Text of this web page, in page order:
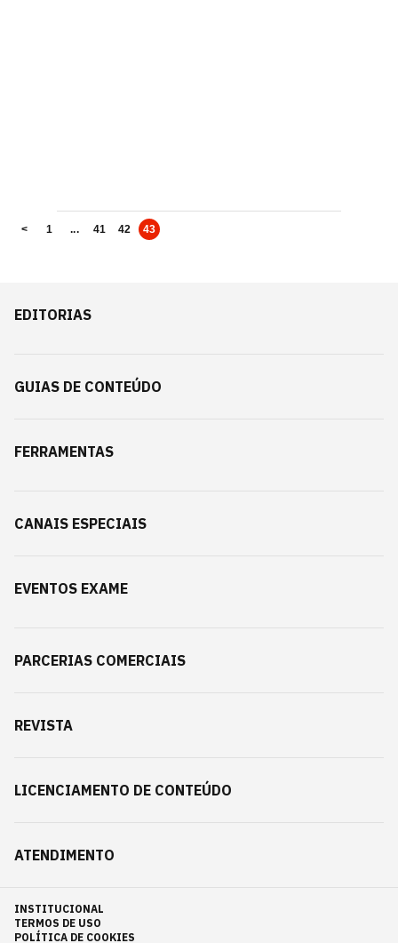
< 1 ... 41 42 43
EDITORIAS
GUIAS DE CONTEÚDO
FERRAMENTAS
CANAIS ESPECIAIS
EVENTOS EXAME
PARCERIAS COMERCIAIS
REVISTA
LICENCIAMENTO DE CONTEÚDO
ATENDIMENTO
INSTITUCIONAL
TERMOS DE USO
POLÍTICA DE COOKIES